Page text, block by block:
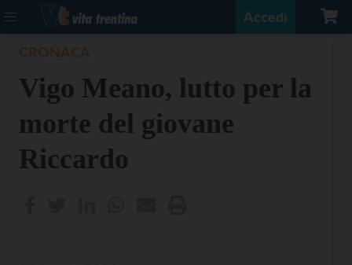
Accedi
Vigo Meano, lutto per la
morte del giovane
Riccardo